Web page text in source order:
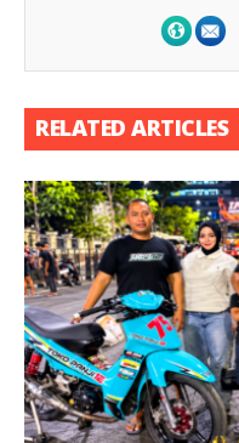
RELATED ARTICLES